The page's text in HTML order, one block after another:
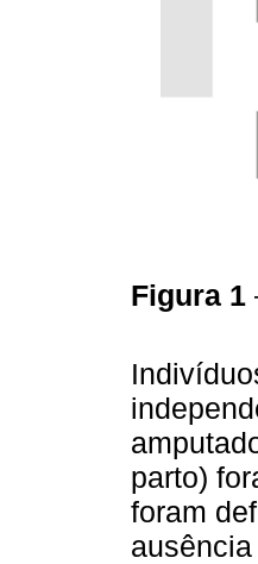
Figura 1
parto)
foram